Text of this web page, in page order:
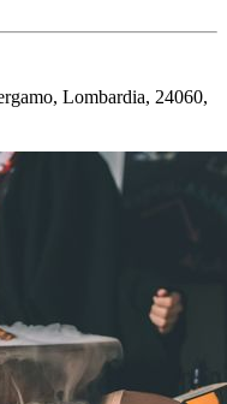
Lombardia, 24060,